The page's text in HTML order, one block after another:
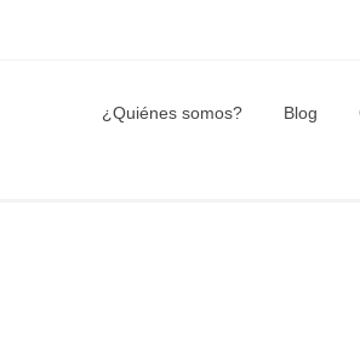
¿Quiénes somos? Blog